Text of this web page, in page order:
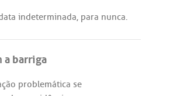
indeterminada, para nunca.
a barriga
problemática se